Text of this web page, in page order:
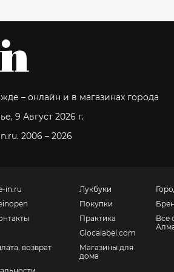
– онлайн и в магазинах города
9 Август 2026 г.
2006 – 2026
in.ru
возврат
Лукбуки
Покупки
Практика
Glocalabel.com
Магазины для
дома
Все